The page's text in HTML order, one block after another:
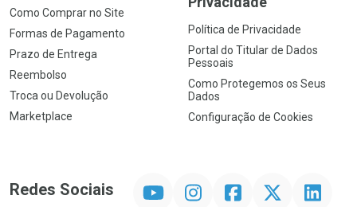
Como Comprar no Site
Formas de Pagamento
Prazo de Entrega
Reembolso
Troca ou Devolução
Marketplace
Política de Privacidade
Portal do Titular de Dados
Pessoais
Como Protegemos os Seus
Dados
Configuração de Cookies
Redes Sociais InstagramFacebookTwitter Linkedin